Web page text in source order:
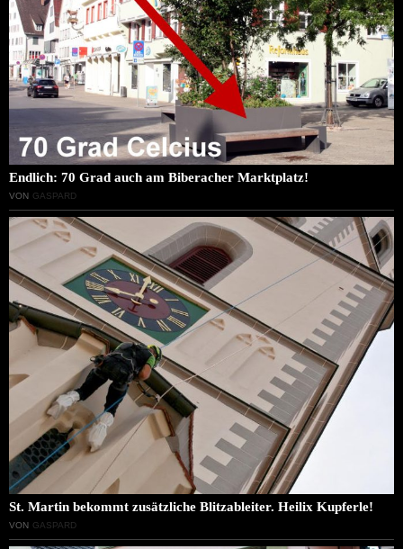
Endlich: 70 Grad auch am Biberacher Marktplatz!
VON GASPARD
St. Martin bekommt zusätzliche Blitzableiter. Heilix Kupferle!
VON GASPARD